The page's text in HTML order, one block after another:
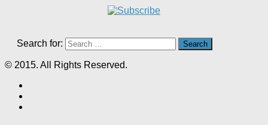
Search for:
© 2015. All Rights Reserved.